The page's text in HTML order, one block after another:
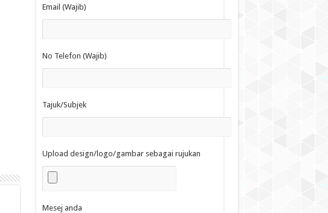
Email (Wajib)
No Telefon (Wajib)
Tajuk/Subjek
Upload design/logo/gambar sebagai rujukan
Mesej anda